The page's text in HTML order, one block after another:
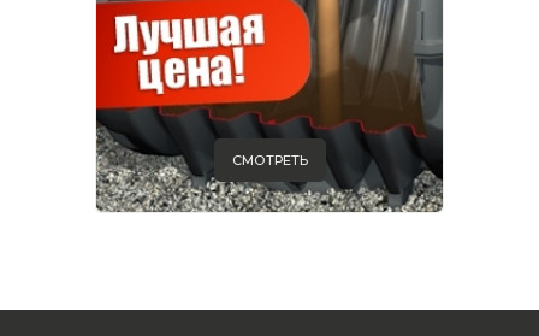
СМОТРЕТЬ